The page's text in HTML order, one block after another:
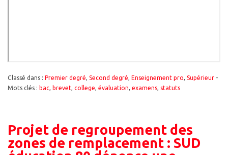
Classé dans : Premier degré, Second degré, Enseignement pro, Supérieur-
Mots clés : bac, brevet, college, évaluation, examens, statuts
Projet de regroupement des
zones de remplacement : SUD